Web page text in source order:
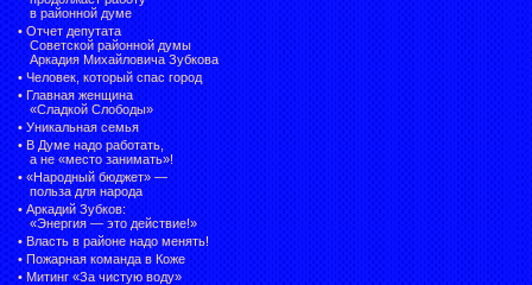
в районной думе
• Отчет депутата
Советской районной думы
Аркадия Михайловича Зубкова
• Человек, который спас город
• Главная женщина
«Сладкой Слободы»
• Уникальная семья
• В Думе надо работать,
а не «место занимать»!
• «Народный бюджет» —
польза для народа
• Аркадий Зубков:
«Энергия — это действие!»
• Власть в районе надо менять!
• Пожарная команда в Коже
• Митинг «За чистую воду»